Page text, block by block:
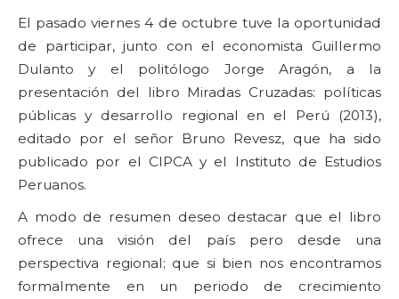
El pasado viernes 4 de octubre tuve la oportunidad
de participar, junto con el economista Guillermo
Dulanto y el politólogo Jorge Aragón, a la
presentación del libro Miradas Cruzadas: políticas
públicas y desarrollo regional en el Perú (2013),
editado por el señor Bruno Revesz, que ha sido
publicado por el CIPCA y el Instituto de Estudios
Peruanos.
A modo de resumen deseo destacar que el libro
ofrece una visión del país pero desde una
perspectiva regional; que si bien nos encontramos
formalmente en un periodo de crecimiento